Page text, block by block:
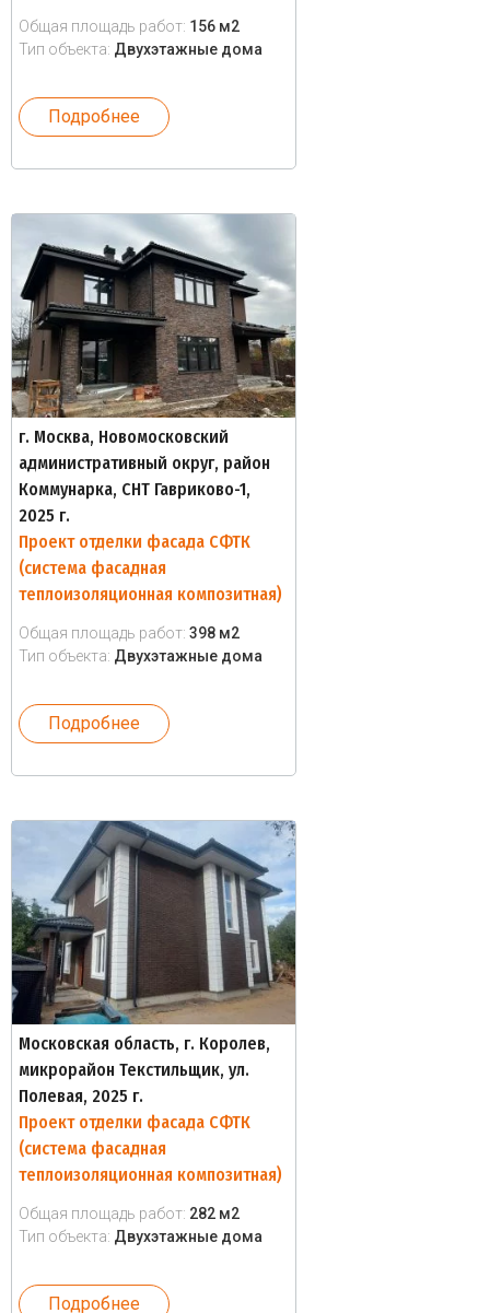
Общая площадь работ: 156 м2
Тип объекта: Двухэтажные дома
Подробнее
г. Москва, Новомосковский
административный округ, район
Коммунарка, СНТ Гавриково-1,
2025 г.
Проект отделки фасада СФТК
(система фасадная
теплоизоляционная композитная)
Общая площадь работ: 398 м2
Тип объекта: Двухэтажные дома
Подробнее
Московская область, г. Королев,
микрорайон Текстильщик, ул.
Полевая, 2025 г.
Проект отделки фасада СФТК
(система фасадная
теплоизоляционная композитная)
Общая площадь работ: 282 м2
Тип объекта: Двухэтажные дома
Подробнее